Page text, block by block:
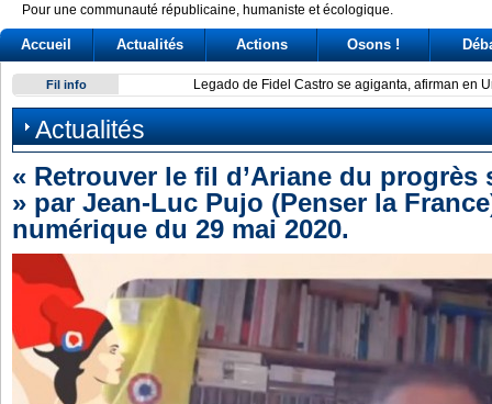
Pour une communauté républicaine, humaniste et écologique.
Accueil Actualités Actions Osons !
Fil info Legado de Fidel Castro se agiganta, afirman en Uruguay
Actualités
« Retrouver le fil d’Ariane du
» par Jean-Luc Pujo (Penser la
numérique du 29 mai 2020.